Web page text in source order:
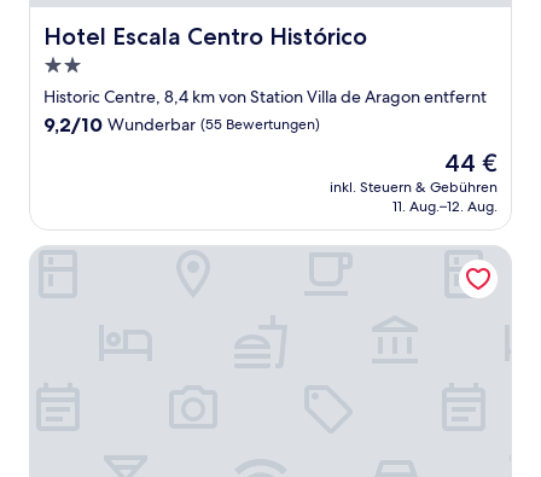
Hotel Escala Centro Histórico
Hotel Escala Centro Histórico
2.0-
Sterne-
Unterkunft
Historic Centre, 8,4 km von Station Villa de Aragon entfernt
9.2
Bewertungen)
9,2/10 Wunderbar (55 Bewertungen)
Der
Preis
beträgt
44 €
inkl. Steuern & Gebühren
11. Aug.–12. Aug.
City Express by Marriott Ciudad de México Aeropuerto